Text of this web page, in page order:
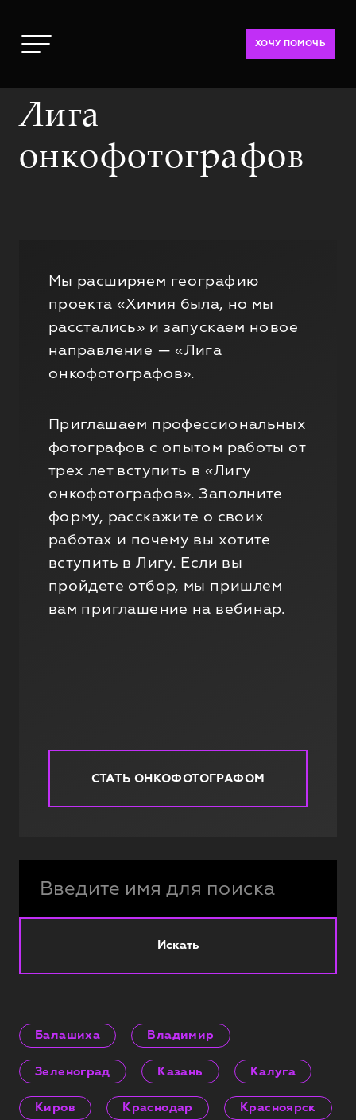
ХОЧУ ПОМОЧЬ
Лига
онкофотографов
Мы расширяем географию
проекта «Химия была, но мы
расстались» и запускаем новое
направление — «Лига
онкофотографов».
Приглашаем профессиональных
фотографов с опытом работы от
трех лет вступить в «Лигу
онкофотографов». Заполните
форму, расскажите о своих
работах и почему вы хотите
вступить в Лигу. Если вы
пройдете отбор, мы пришлем
вам приглашение на вебинар.
СТАТЬ ОНКОФОТОГРАФОМ
Искать
Балашиха Владимир
Зеленоград Казань Калуга
Киров Краснодар Красноярск